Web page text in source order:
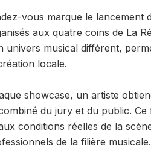
vous marque le lancement
aux quatre coins de La
univers musical différent,
locale.
showcase, un artiste
du jury et du public.
conditions réelles de la
de la filière musicale.